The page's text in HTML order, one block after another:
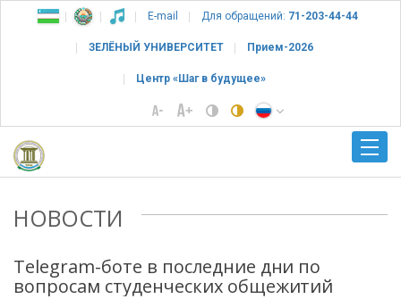
E-mail Для обращений: 71-203-44-44
ЗЕЛЁНЫЙ УНИВЕРСИТЕТ Прием-2026
Центр «Шаг в будущее»
НОВОСТИ
Telegram-боте в последние дни по
вопросам студенческих общежитий